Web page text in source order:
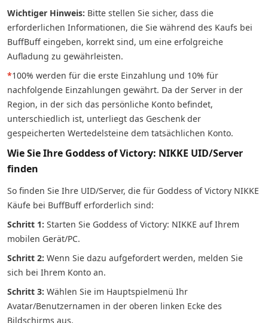
Wichtiger Hinweis: Bitte stellen Sie sicher, dass die
erforderlichen Informationen, die Sie während des Kaufs bei
BuffBuff eingeben, korrekt sind, um eine erfolgreiche
Aufladung zu gewährleisten.
*100% werden für die erste Einzahlung und 10% für
nachfolgende Einzahlungen gewährt. Da der Server in der
Region, in der sich das persönliche Konto befindet,
unterschiedlich ist, unterliegt das Geschenk der
gespeicherten Wertedelsteine dem tatsächlichen Konto.
Wie Sie Ihre Goddess of Victory: NIKKE UID/Server
finden
So finden Sie Ihre UID/Server, die für Goddess of Victory NIKKE
Käufe bei BuffBuff erforderlich sind:
Schritt 1: Starten Sie Goddess of Victory: NIKKE auf Ihrem
mobilen Gerät/PC.
Schritt 2: Wenn Sie dazu aufgefordert werden, melden Sie
sich bei Ihrem Konto an.
Schritt 3: Wählen Sie im Hauptspielmenü Ihr
Avatar/Benutzernamen in der oberen linken Ecke des
Bildschirms aus.